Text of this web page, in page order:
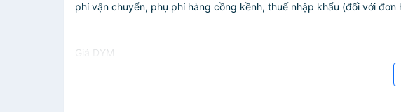
phí vận chuyển, phụ phí hàng cồng kềnh, thuế nhập khẩu (đối với
Giá DYM